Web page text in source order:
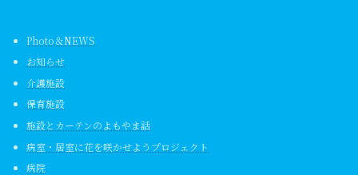
Photo＆NEWS
お知らせ
介護施設
保育施設
施設とカーテンのよもやま話
病室・居室に花を咲かせようプロジェクト
病院